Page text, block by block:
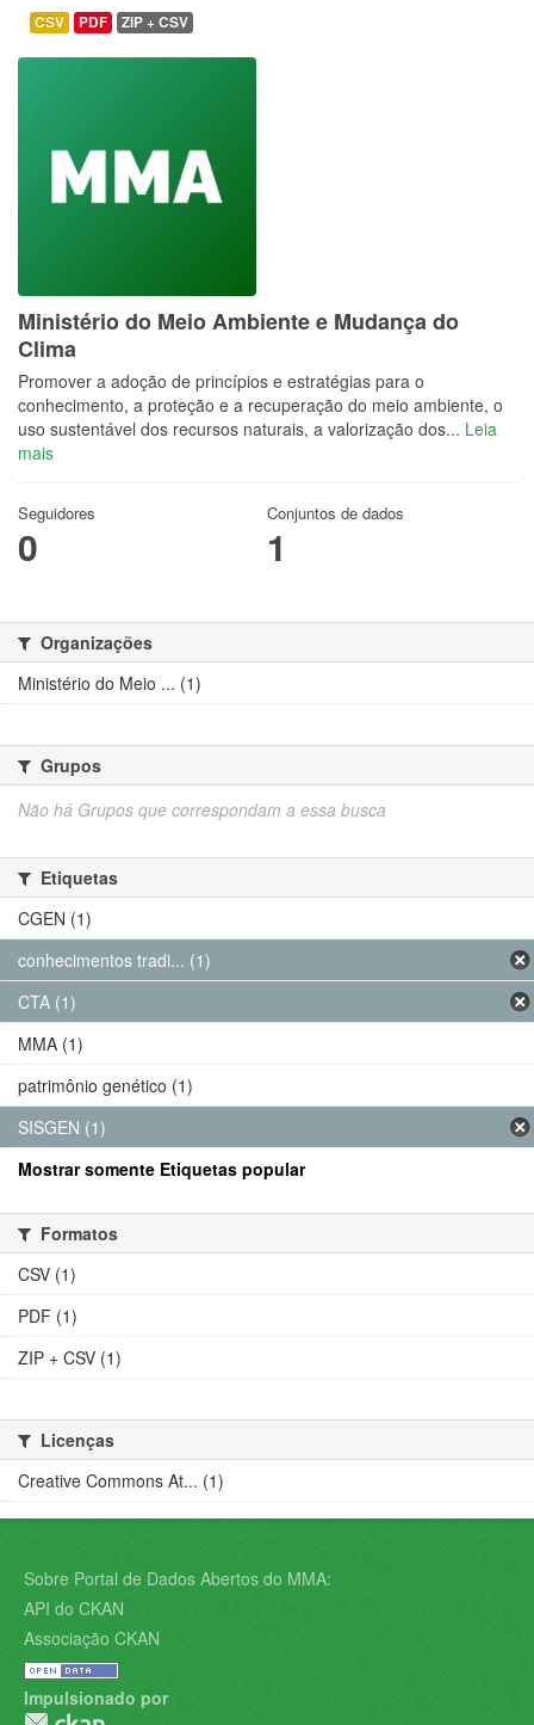
CSV PDF ZIP + CSV
Ministério do Meio Ambiente e Mudança do
Clima
Promover a adoção de princípios e estratégias para o
conhecimento, a proteção e a recuperação do meio ambiente, o
uso sustentável dos recursos naturais, a valorização dos... Leia
mais
Seguidores
0
Conjuntos de dados
1
Organizações
Ministério do Meio ... (1)
Grupos
Não há Grupos que correspondam a essa busca
Etiquetas
CGEN (1)
conhecimentos tradi... (1)
CTA (1)
MMA (1)
patrimônio genético (1)
SISGEN (1)
Mostrar somente Etiquetas popular
Formatos
CSV (1)
PDF (1)
ZIP + CSV (1)
Licenças
Creative Commons At... (1)
Sobre Portal de Dados Abertos do MMA:
API do CKAN
Associação CKAN
Impulsionado por